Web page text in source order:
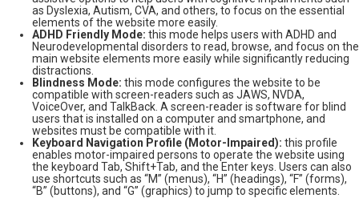
as Dyslexia, Autism, CVA, and others, to focus on the essential
elements of the website more easily.
ADHD Friendly Mode: this mode helps users with ADHD and
Neurodevelopmental disorders to read, browse, and focus on the
main website elements more easily while significantly reducing
distractions.
Blindness Mode: this mode configures the website to be
compatible with screen-readers such as JAWS, NVDA,
VoiceOver, and TalkBack. A screen-reader is software for blind
users that is installed on a computer and smartphone, and
websites must be compatible with it.
Keyboard Navigation Profile (Motor-Impaired): this profile
enables motor-impaired persons to operate the website using
the keyboard Tab, Shift+Tab, and the Enter keys. Users can also
use shortcuts such as “M” (menus), “H” (headings), “F” (forms),
“B” (buttons), and “G” (graphics) to jump to specific elements.